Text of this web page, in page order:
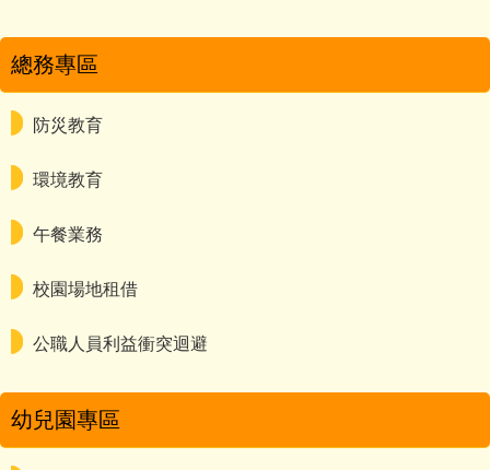
總務專區
防災教育
環境教育
午餐業務
校園場地租借
公職人員利益衝突迴避
幼兒園專區